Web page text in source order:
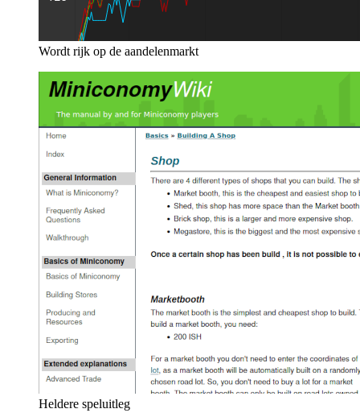
Wordt rijk op de aandelenmarkt
Heldere speluitleg